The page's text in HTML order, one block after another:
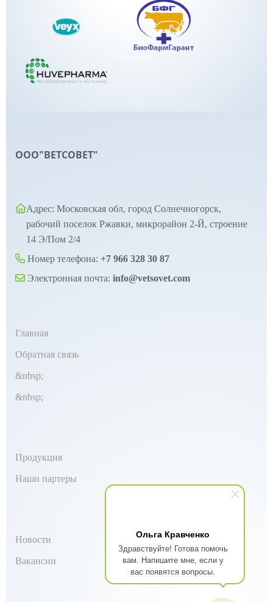
Ольга Кравченко
Здравствуйте! Готова помочь
вам. Напишите мне, если у
вас появятся вопросы.
ООО"ВЕТСОВЕТ"
Адрес: Московская обл, город Солнечногорск,
рабочий поселок Ржавки, микрорайон 2-Й, строение
14 Э/Пом 2/4
Номер телефона: +7 966 328 30 87
Электронная почта: info@vetsovet.com
Главная
Обратная связь
&nbsp;
&nbsp;
Продукция
Наши партеры
Новости
Вакансии